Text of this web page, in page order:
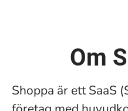
Om
Shoppa är ett SaaS